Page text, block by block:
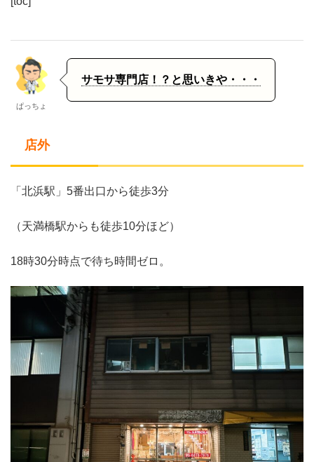
ぱっちょ
サモサ専門店！？と思いきや・・・
店外
「北浜駅」5番出口から徒歩3分
（天満橋駅からも徒歩10分ほど）
18時30分時点で待ち時間ゼロ。